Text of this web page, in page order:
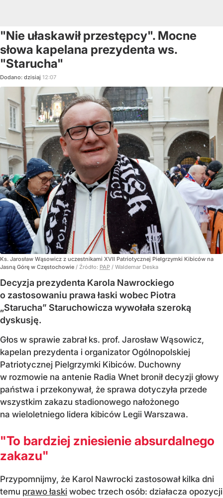
"Nie ułaskawił przestępcy". Mocne
słowa kapelana prezydenta ws.
"Starucha"
Dodano: dzisiaj 12:07
Ks. Jarosław Wąsowicz z uczestnikami XVII Patriotycznej Pielgrzymki Kibiców na
Jasną Górę w Częstochowie / Źródło: PAP / Waldemar Deska
Decyzja prezydenta Karola Nawrockiego
o zastosowaniu prawa łaski wobec Piotra
„Starucha” Staruchowicza wywołała szeroką
dyskusję.
Głos w sprawie zabrał ks. prof. Jarosław Wąsowicz,
kapelan prezydenta i organizator Ogólnopolskiej
Patriotycznej Pielgrzymki Kibiców. Duchowny
w rozmowie na antenie Radia Wnet bronił decyzji głowy
państwa i przekonywał, że sprawa dotyczyła przede
wszystkim zakazu stadionowego nałożonego
na wieloletniego lidera kibiców Legii Warszawa.
"To bardziej zniesienie absurdalnego
zakazu"
Przypomnijmy, że Karol Nawrocki zastosował kilka dni
temu prawo łaski wobec trzech osób: działacza opozycji